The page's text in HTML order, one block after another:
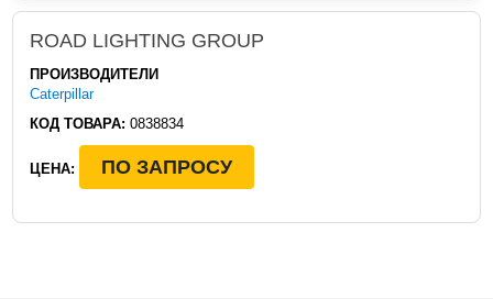
ROAD LIGHTING GROUP
ПРОИЗВОДИТЕЛИ
Caterpillar
КОД ТОВАРА: 0838834
ЦЕНА: ПО ЗАПРОСУ